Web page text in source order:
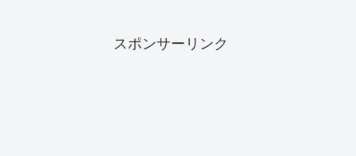
スポンサーリンク